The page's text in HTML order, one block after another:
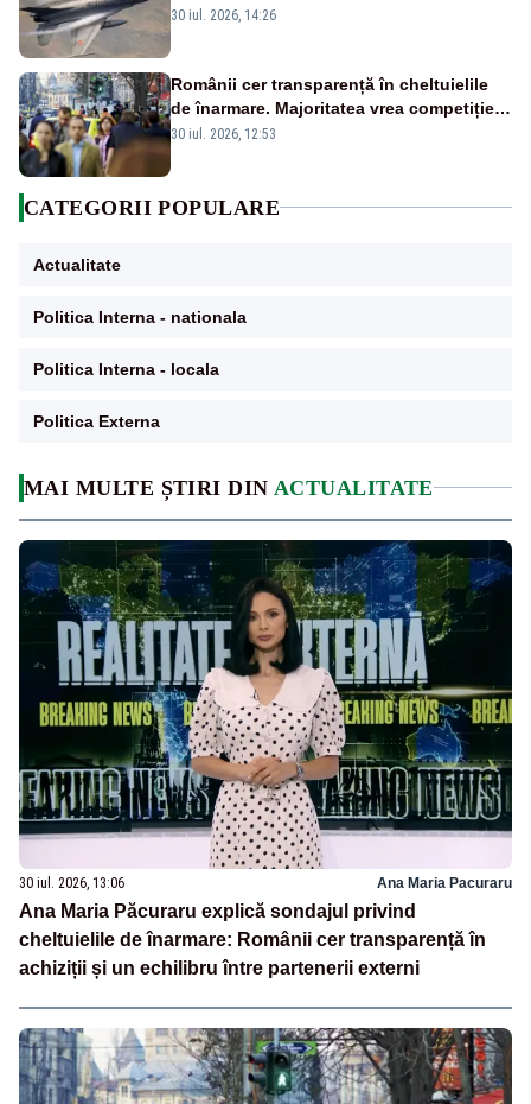
MAI MULTE ȘTIRI DIN ACTUALITATE
30 iul. 2026, 13:06 Ana Maria Pacuraru
Ana Maria Păcuraru explică sondajul privind
cheltuielile de înarmare: Românii cer transparență în
achiziții și un echilibru între partenerii externi
30 iul. 2026, 14:26
Românii cer transparență în cheltuielile
de înarmare. Majoritatea vrea competiție
reală și industrie locală – SONDAJ
30 iul. 2026, 12:53
CATEGORII POPULARE
Actualitate
Politica Interna - nationala
Politica Interna - locala
Politica Externa